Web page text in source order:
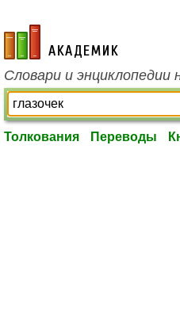
academic.ru
Словари и энциклопедии
Толкования Переводы